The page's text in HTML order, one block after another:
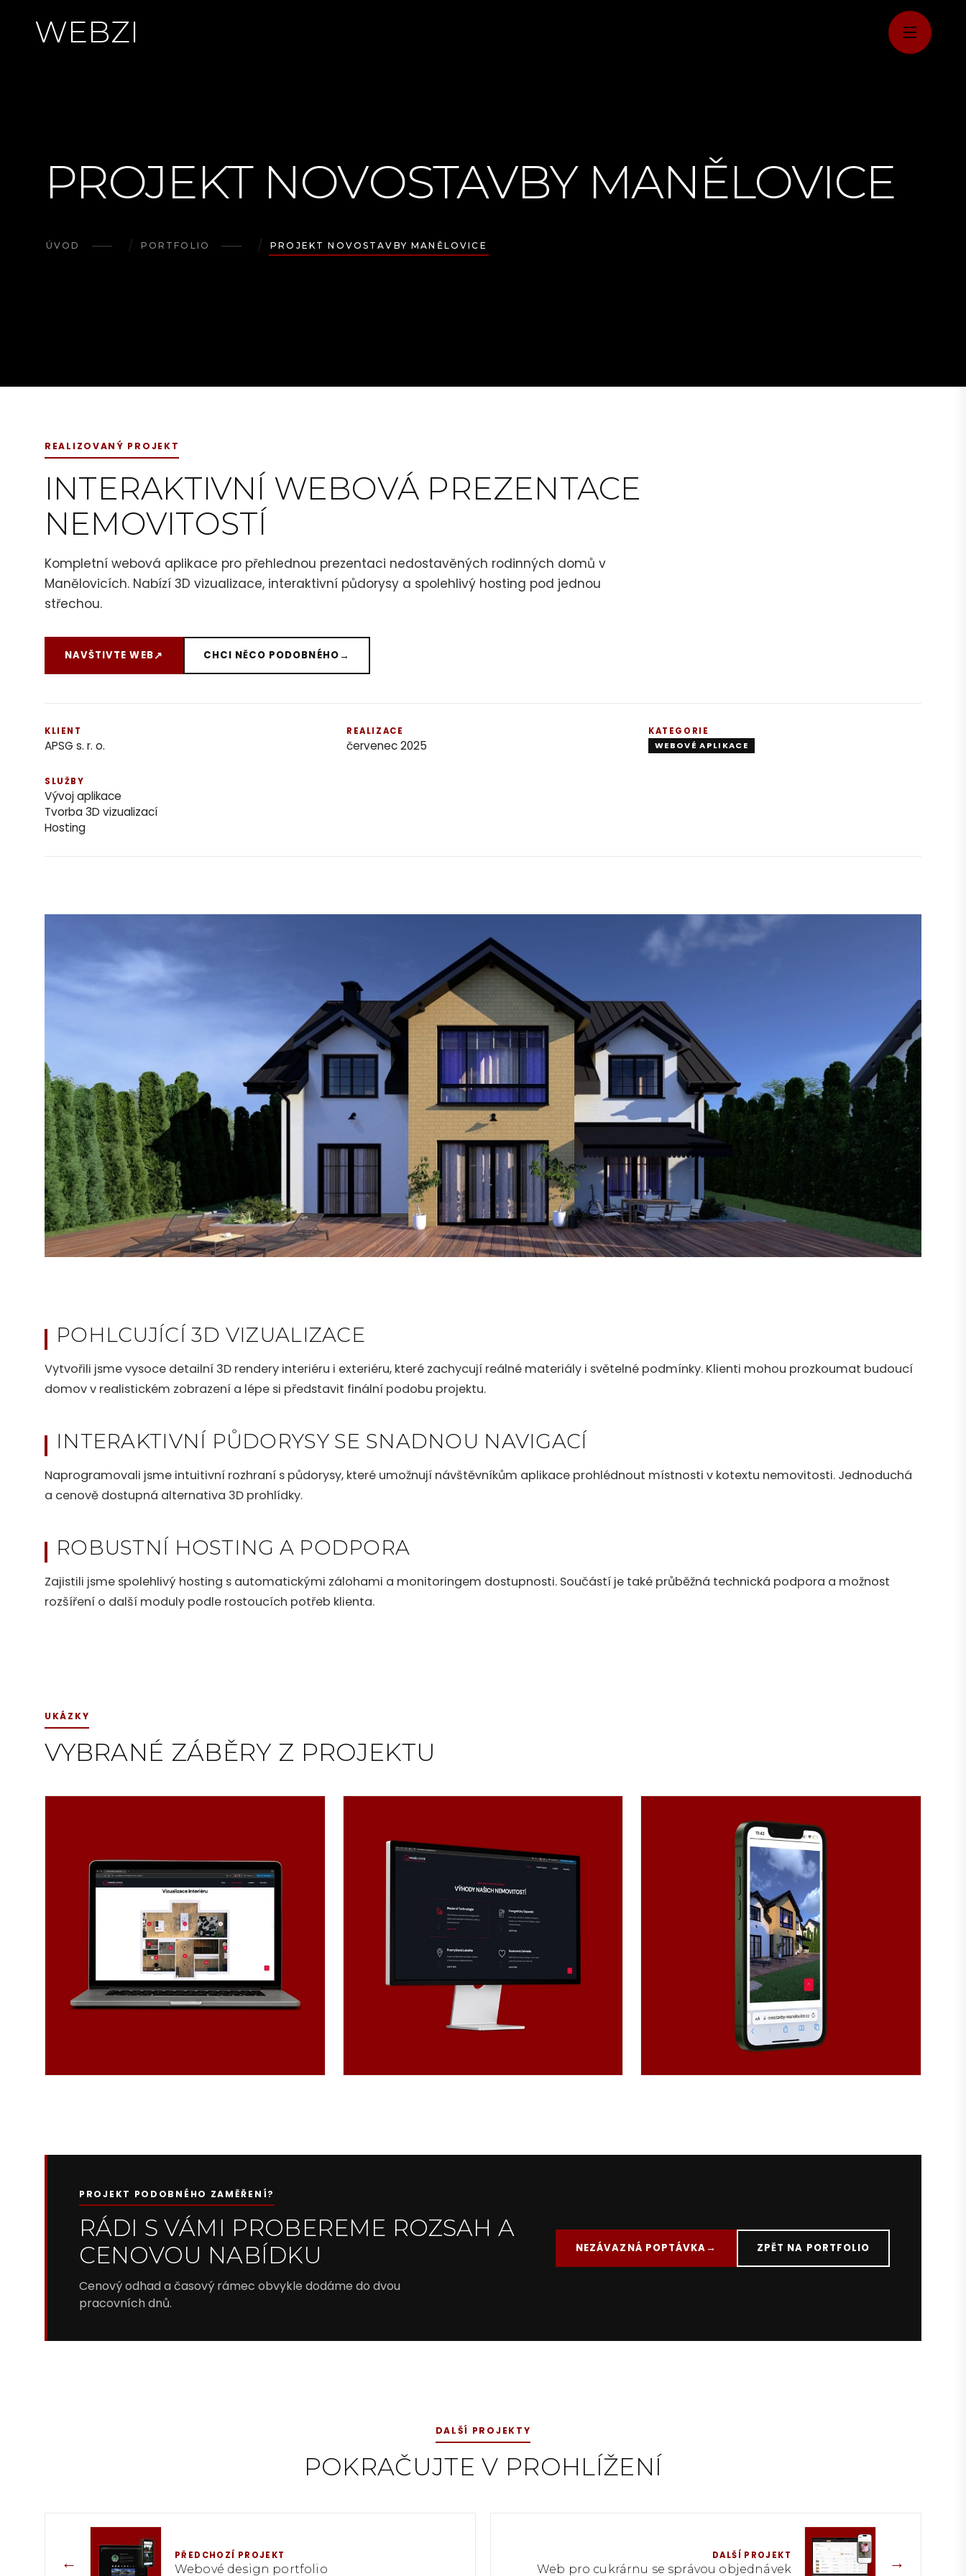
WEBZI
PROJEKT NOVOSTAVBY MANĚLOVICE
ÚVOD PORTFOLIO PROJEKT NOVOSTAVBY MANĚLOVICE
REALIZOVANÝ PROJEKT
INTERAKTIVNÍ WEBOVÁ PREZENTACE
NEMOVITOSTÍ
Kompletní webová aplikace pro přehlednou prezentaci nedostavěných rodinných domů v
Manělovicích. Nabízí 3D vizualizace, interaktivní půdorysy a spolehlivý hosting pod jednou
střechou.
NAVŠTIVTE WEB↗ CHCI NĚCO PODOBNÉHO→
KLIENT
APSG s. r. o.
REALIZACE
červenec 2025
KATEGORIE
WEBOVÉ APLIKACE
SLUŽBY
Vývoj aplikace
Tvorba 3D vizualizací
Hosting
POHLCUJÍCÍ 3D VIZUALIZACE
Vytvořili jsme vysoce detailní 3D rendery interiéru i exteriéru, které zachycují reálné materiály i světelné podmínky. Klienti mohou prozkoumat budoucí
domov v realistickém zobrazení a lépe si představit finální podobu projektu.
INTERAKTIVNÍ PŮDORYSY SE SNADNOU NAVIGACÍ
Naprogramovali jsme intuitivní rozhraní s půdorysy, které umožnují návštěvníkům aplikace prohlédnout místnosti v kotextu nemovitosti. Jednoduchá
a cenově dostupná alternativa 3D prohlídky.
ROBUSTNÍ HOSTING A PODPORA
Zajistili jsme spolehlivý hosting s automatickými zálohami a monitoringem dostupnosti. Součástí je také průběžná technická podpora a možnost
rozšíření o další moduly podle rostoucích potřeb klienta.
UKÁZKY
VYBRANÉ ZÁBĚRY Z PROJEKTU
PROJEKT PODOBNÉHO ZAMĚŘENÍ?
RÁDI S VÁMI PROBEREME ROZSAH A
CENOVOU NABÍDKU
Cenový odhad a časový rámec obvykle dodáme do dvou
pracovních dnů.
NEZÁVAZNÁ POPTÁVKA→ ZPĚT NA PORTFOLIO
DALŠÍ PROJEKTY
POKRAČUJTE V PROHLÍŽENÍ
← PŘEDCHOZÍ PROJEKT
Webové design portfolio
DALŠÍ PROJEKT
Web pro cukrárnu se správou objednávek →